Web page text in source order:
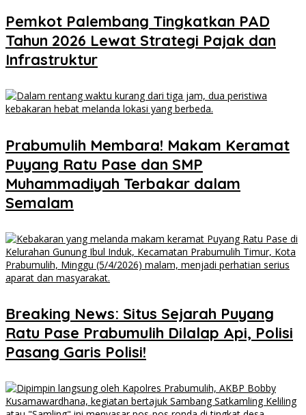
Pemkot Palembang Tingkatkan PAD
Tahun 2026 Lewat Strategi Pajak dan
Infrastruktur
Prabumulih Membara! Makam Keramat
Puyang Ratu Pase dan SMP
Muhammadiyah Terbakar dalam
Semalam
Breaking News: Situs Sejarah Puyang
Ratu Pase Prabumulih Dilalap Api, Polisi
Pasang Garis Polisi!